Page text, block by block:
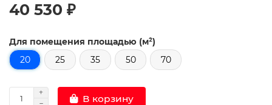
40 530 ₽
Для помещения площадью (м²)
20
25 35 50 70
В корзину